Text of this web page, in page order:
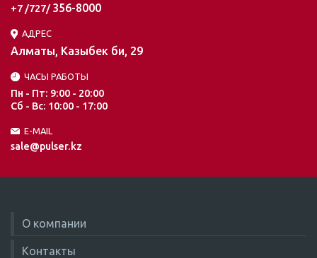
+7 /727/ 356-8000
АДРЕС
Алматы, Казыбек би, 29
ЧАСЫ РАБОТЫ
Пн - Пт: 9:00 - 20:00
Сб - Вс: 10:00 - 17:00
E-MAIL
sale@pulser.kz
О компании
Контакты